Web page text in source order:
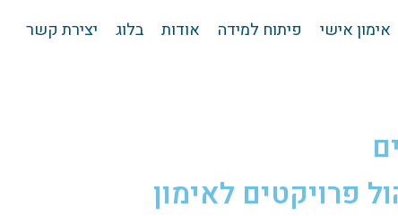
אימון אישי פיתוח למידה אודות בלוג יצירת קשר
פרויקטים לאימון